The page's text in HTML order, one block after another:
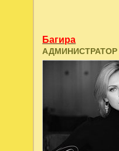
Багира
АДМИНИСТРАТОР